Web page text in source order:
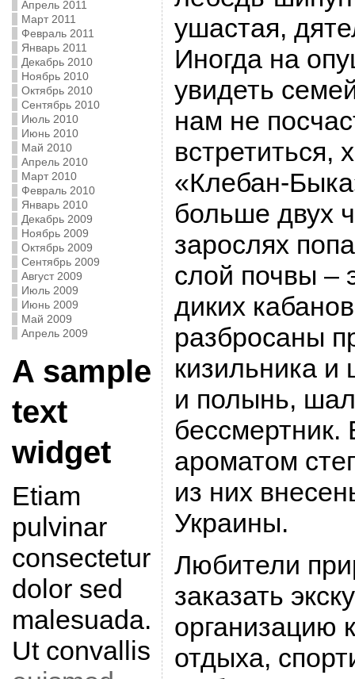
Апрель 2011
Март 2011
Февраль 2011
Январь 2011
Декабрь 2010
Ноябрь 2010
Октябрь 2010
Сентябрь 2010
Июль 2010
Июнь 2010
Май 2010
Апрель 2010
Март 2010
Февраль 2010
Январь 2010
Декабрь 2009
Ноябрь 2009
Октябрь 2009
Сентябрь 2009
Август 2009
Июль 2009
Июнь 2009
Май 2009
Апрель 2009
A sample
text
widget
Etiam
pulvinar
consectetur
dolor sed
malesuada.
Ut convallis
ушастая,
Иногда на
увидеть
нам не
встретиться,
«Клебан-
больше двух
зарослях
слой почвы –
диких
разбросаны
кизильника и
и полынь,
бессмертник.
ароматом
из них
Украины.
Любители
заказать
организацию
отдыха,